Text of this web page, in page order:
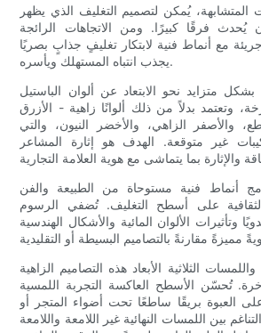
يُمكن لتصميم التغليف الذي يظهر
فرقًا كبيرًا. ومن الاتجاهات الرائجة
مع أنماط فنية لابتكار تغليفٍ جذابٍ بصريًا
يجذب انتباه المستهلك ويأسره.
بشكل متزايد نحو الابتعاد عن ألوان الباستيل
وتعتمد بدلاً من ذلك ألوانًا زاهية - الأزرق
والأصفر الزاهي، والأخضر النيون، والتي
غير متوقعة. الهدف هو إثارة المشاعر
أنماط فنية مستوحاة من الطبيعة والفن
على أسطح التغليف. تُضفي الرسوم
وتأثيرات الألوان المائية والأشكال الهندسية
الثلاثية الأبعاد هذه التصاميم الزاهية
تُحسّن الأسطح العاكسة التجربة اللمسية
العبوة بريقًا ساطعًا تحت أضواء المتجر أو
بين اللمسات النهائية غير اللامعة واللامعة